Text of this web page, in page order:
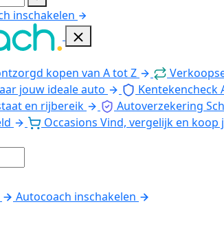
inschakelen
kopen van A tot Z
jouw ideale auto Kentekencheck
en rijbereik Autoverzekering
Occasions Vind, vergelijk en koop
Autocoach inschakelen